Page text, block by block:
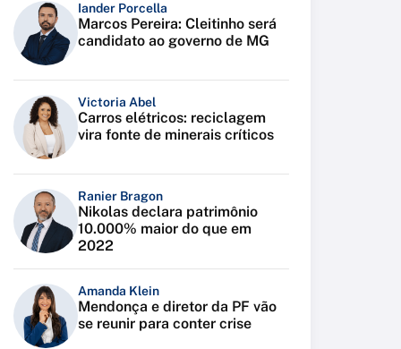
Iander Porcella
Marcos Pereira: Cleitinho será
candidato ao governo de MG
Victoria Abel
Carros elétricos: reciclagem
vira fonte de minerais críticos
Ranier Bragon
Nikolas declara patrimônio
10.000% maior do que em
2022
Amanda Klein
Mendonça e diretor da PF vão
se reunir para conter crise